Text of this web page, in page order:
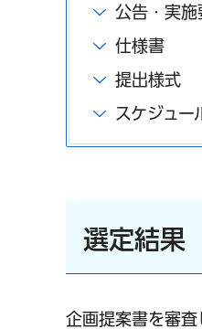
公告・実施
仕様書
提出様式
スケジュー
選定結果
企画提案書を審査